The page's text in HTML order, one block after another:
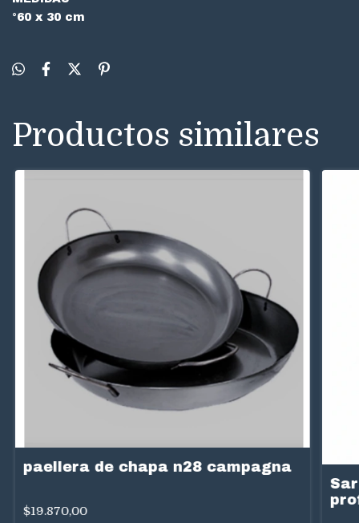
°60 x 30 cm
Productos similares
paellera de chapa n28 campagna
$19.870,00